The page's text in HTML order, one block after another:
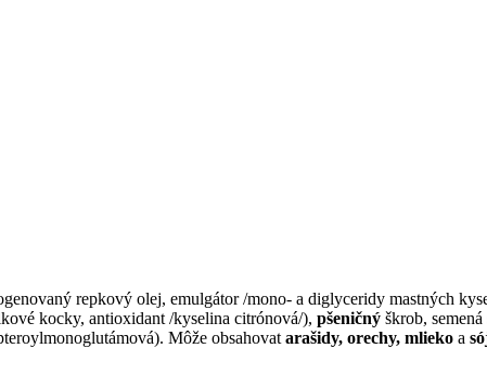
repkový olej, emulgátor /mono- a diglyceridy mastných
kocky, antioxidant /kyselina citrónová/), pšeničný škrob, semená
Môže obsahovat arašidy, orechy, mlieko a